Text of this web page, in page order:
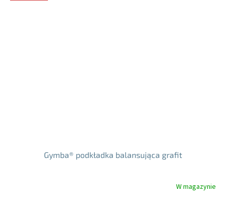
Gymba® podkładka balansująca grafit
W magazynie